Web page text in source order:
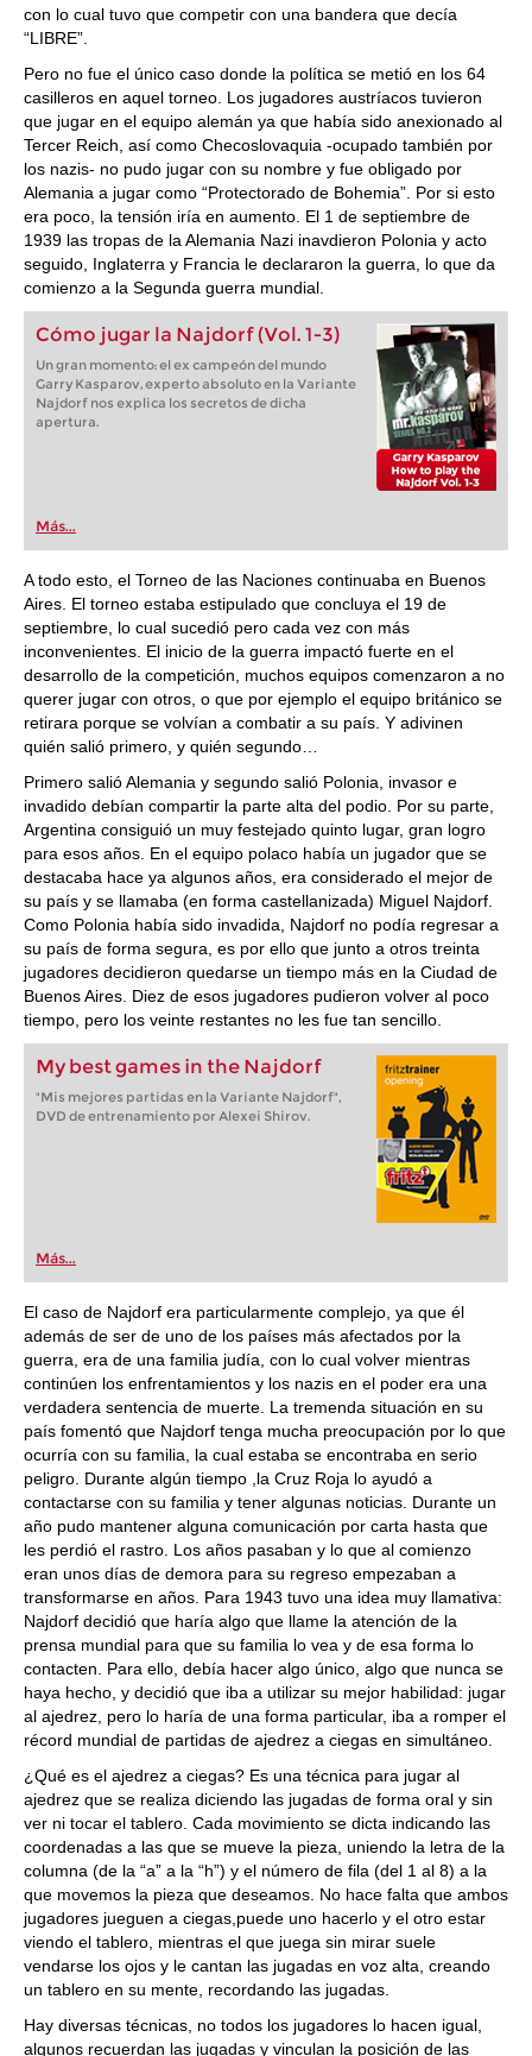
con lo cual tuvo que competir con una bandera que decía
“LIBRE”.
Pero no fue el único caso donde la política se metió en los 64
casilleros en aquel torneo. Los jugadores austríacos tuvieron
que jugar en el equipo alemán ya que había sido anexionado al
Tercer Reich, así como Checoslovaquia -ocupado también por
los nazis- no pudo jugar con su nombre y fue obligado por
Alemania a jugar como “Protectorado de Bohemia”. Por si esto
era poco, la tensión iría en aumento. El 1 de septiembre de
1939 las tropas de la Alemania Nazi inavdieron Polonia y acto
seguido, Inglaterra y Francia le declararon la guerra, lo que da
comienzo a la Segunda guerra mundial.
Cómo jugar la Najdorf (Vol. 1-3)
Un gran momento: el ex campeón del mundo
Garry Kasparov, experto absoluto en la Variante
Najdorf nos explica los secretos de dicha
apertura.
Más...
A todo esto, el Torneo de las Naciones continuaba en Buenos
Aires. El torneo estaba estipulado que concluya el 19 de
septiembre, lo cual sucedió pero cada vez con más
inconvenientes. El inicio de la guerra impactó fuerte en el
desarrollo de la competición, muchos equipos comenzaron a no
querer jugar con otros, o que por ejemplo el equipo británico se
retirara porque se volvían a combatir a su país. Y adivinen
quién salió primero, y quién segundo…
Primero salió Alemania y segundo salió Polonia, invasor e
invadido debían compartir la parte alta del podio. Por su parte,
Argentina consiguió un muy festejado quinto lugar, gran logro
para esos años. En el equipo polaco había un jugador que se
destacaba hace ya algunos años, era considerado el mejor de
su país y se llamaba (en forma castellanizada) Miguel Najdorf.
Como Polonia había sido invadida, Najdorf no podía regresar a
su país de forma segura, es por ello que junto a otros treinta
jugadores decidieron quedarse un tiempo más en la Ciudad de
Buenos Aires. Diez de esos jugadores pudieron volver al poco
tiempo, pero los veinte restantes no les fue tan sencillo.
My best games in the Najdorf
"Mis mejores partidas en la Variante Najdorf",
DVD de entrenamiento por Alexei Shirov.
Más...
El caso de Najdorf era particularmente complejo, ya que él
además de ser de uno de los países más afectados por la
guerra, era de una familia judía, con lo cual volver mientras
continúen los enfrentamientos y los nazis en el poder era una
verdadera sentencia de muerte. La tremenda situación en su
país fomentó que Najdorf tenga mucha preocupación por lo que
ocurría con su familia, la cual estaba se encontraba en serio
peligro. Durante algún tiempo ,la Cruz Roja lo ayudó a
contactarse con su familia y tener algunas noticias. Durante un
año pudo mantener alguna comunicación por carta hasta que
les perdió el rastro. Los años pasaban y lo que al comienzo
eran unos días de demora para su regreso empezaban a
transformarse en años. Para 1943 tuvo una idea muy llamativa:
Najdorf decidió que haría algo que llame la atención de la
prensa mundial para que su familia lo vea y de esa forma lo
contacten. Para ello, debía hacer algo único, algo que nunca se
haya hecho, y decidió que iba a utilizar su mejor habilidad: jugar
al ajedrez, pero lo haría de una forma particular, iba a romper el
récord mundial de partidas de ajedrez a ciegas en simultáneo.
¿Qué es el ajedrez a ciegas? Es una técnica para jugar al
ajedrez que se realiza diciendo las jugadas de forma oral y sin
ver ni tocar el tablero. Cada movimiento se dicta indicando las
coordenadas a las que se mueve la pieza, uniendo la letra de la
columna (de la “a” a la “h”) y el número de fila (del 1 al 8) a la
que movemos la pieza que deseamos. No hace falta que ambos
jugadores jueguen a ciegas,puede uno hacerlo y el otro estar
viendo el tablero, mientras el que juega sin mirar suele
vendarse los ojos y le cantan las jugadas en voz alta, creando
un tablero en su mente, recordando las jugadas.
Hay diversas técnicas, no todos los jugadores lo hacen igual,
algunos recuerdan las jugadas y vinculan la posición de las